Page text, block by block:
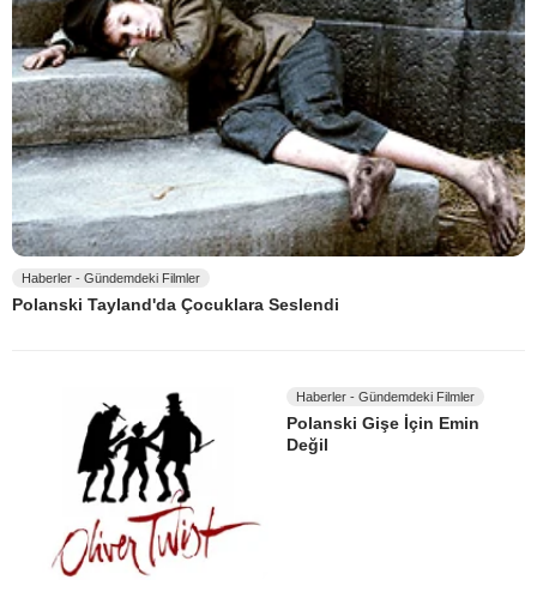
Haberler - Gündemdeki Filmler
Polanski Tayland'da Çocuklara Seslendi
Haberler - Gündemdeki Filmler
Polanski Gişe İçin Emin
Değil